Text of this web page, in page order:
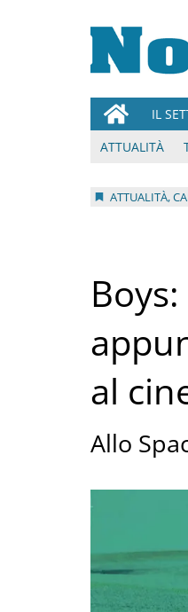
IL
ATTUALITÀ
ATTUALITÀ,
al
Allo